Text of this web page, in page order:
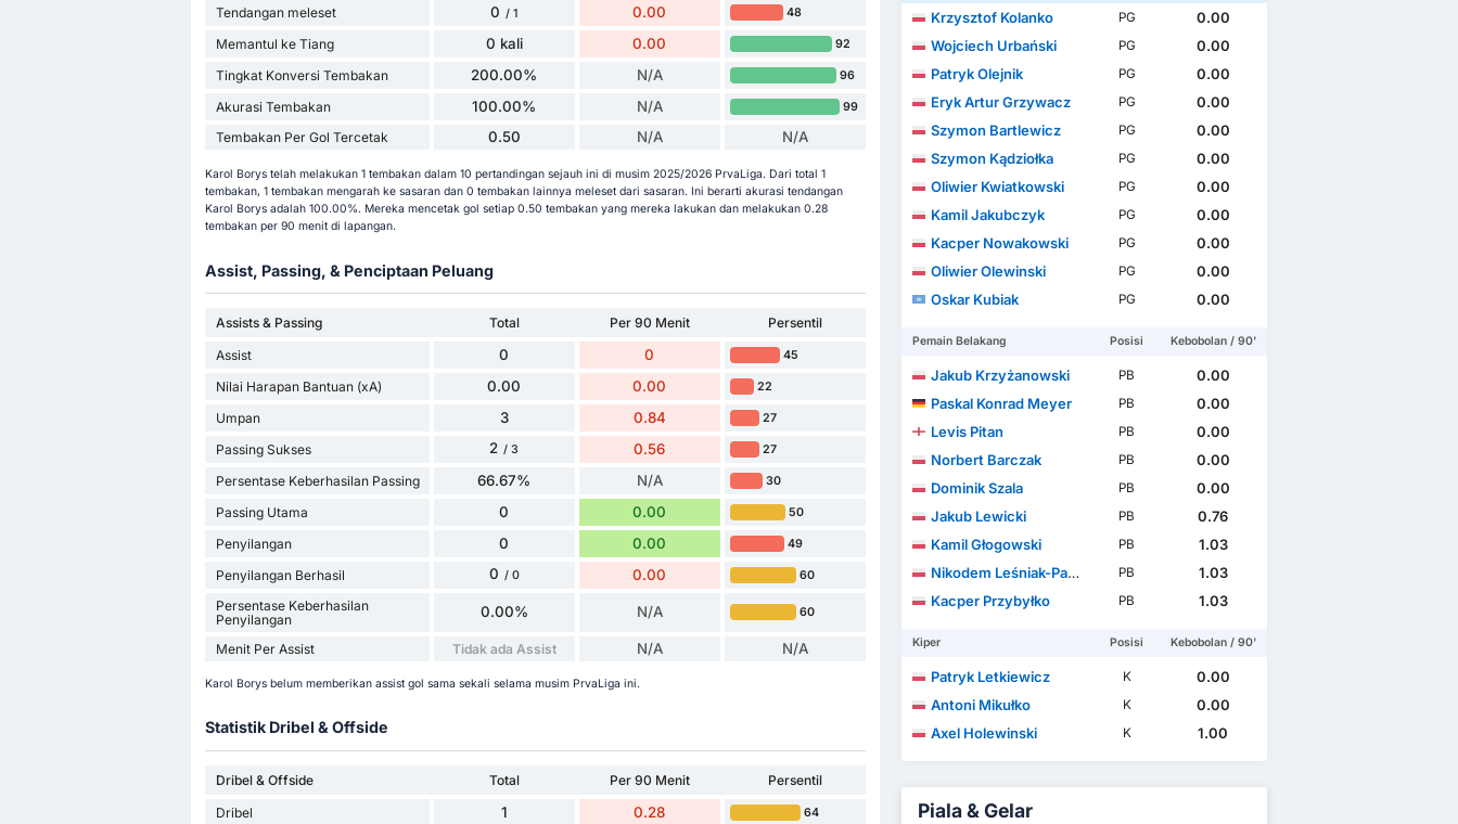
Tendangan meleset 0 / 1 0.00 48
Memantul ke Tiang 0 kali 0.00 92
Tingkat Konversi Tembakan 200.00% N/A 96
Akurasi Tembakan 100.00% N/A 99
Tembakan Per Gol Tercetak 0.50 N/A N/A
Karol Borys telah melakukan 1 tembakan dalam 10 pertandingan sejauh ini di musim 2025/2026 PrvaLiga. Dari total 1
tembakan, 1 tembakan mengarah ke sasaran dan 0 tembakan lainnya meleset dari sasaran. Ini berarti akurasi tendangan
Karol Borys adalah 100.00%. Mereka mencetak gol setiap 0.50 tembakan yang mereka lakukan dan melakukan 0.28
tembakan per 90 menit di lapangan.
Assist, Passing, & Penciptaan Peluang
Assists & Passing Total Per 90 Menit
Persentil
Assist
0 0 45
Nilai Harapan Bantuan (xA) 0.00 0.00 22
Umpan 3 0.84 27
Passing Sukses 2 / 3 0.56 27
Persentase Keberhasilan Passing 66.67% N/A 30
Passing Utama 0 0.00 50
Penyilangan 0 0.00 49
Penyilangan Berhasil 0 / 0 0.00 60
Persentase Keberhasilan
Penyilangan
0.00% N/A 60
Menit Per Assist Tidak ada Assist N/A N/A
Karol Borys belum memberikan assist gol sama sekali selama musim PrvaLiga ini.
Statistik Dribel & Offside
Dribel & Offside Total Per 90 Menit
Persentil
Dribel
1 0.28 64
Krzysztof Kolanko
PG
0.00
Wojciech Urbański
PG
0.00
Patryk Olejnik
PG
0.00
Eryk Artur Grzywacz
PG
0.00
Szymon Bartlewicz
PG
0.00
Szymon Kądziołka
PG
0.00
Oliwier Kwiatkowski
PG
0.00
Kamil Jakubczyk
PG
0.00
Kacper Nowakowski
PG
0.00
Oliwier Olewinski
PG
0.00
Oskar Kubiak
PG 0.00
Pemain Belakang Posisi Kebobolan / 90'
Jakub Krzyżanowski PB
0.00
Paskal Konrad Meyer
PB
0.00
Levis Pitan
PB
0.00
Norbert Barczak
PB
0.00
Dominik Szala
PB
0.00
Jakub Lewicki
PB
0.76
Kamil Głogowski
PB
1.03
Nikodem Leśniak-Paduch
PB
1.03
Kacper Przybyłko
PB 1.03
Kiper Posisi Kebobolan / 90'
Patryk Letkiewicz K
0.00
Antoni Mikułko
K
0.00
Axel Holewinski
K 1.00
Piala & Gelar